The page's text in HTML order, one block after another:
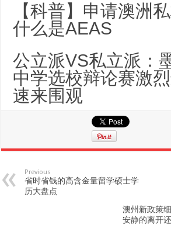
【科普】申请澳洲
什么是AEAS
公立派VS私立派：
中学选校辩论赛激烈
速来围观
Previous
省时省钱的高含金量留学硕士学
历大盘点
澳州新政策
安静的离开